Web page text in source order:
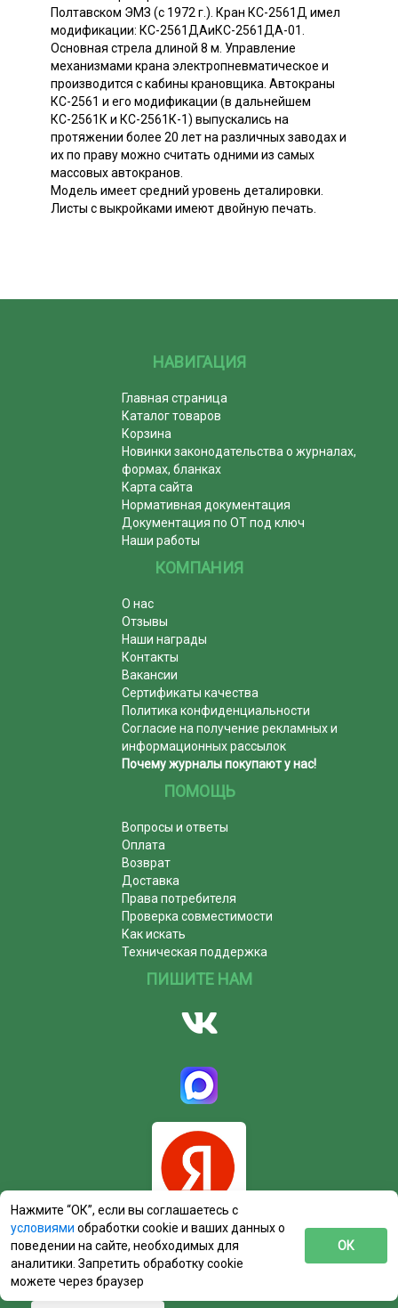
Полтавском ЭМЗ (с 1972 г.). Кран КС-2561Д имел
модификации: КС-2561ДАиКС-2561ДА-01.
Основная стрела длиной 8 м. Управление
механизмами крана электропневматическое и
производится с кабины крановщика. Автокраны
КС-2561 и его модификации (в дальнейшем
КС-2561К и КС-2561К-1) выпускались на
протяжении более 20 лет на различных заводах и
их по праву можно считать одними из самых
массовых автокранов.
Модель имеет средний уровень деталировки.
Листы с выкройками имеют двойную печать.
НАВИГАЦИЯ
Главная страница
Каталог товаров
Корзина
Новинки законодательства о журналах,
формах, бланках
Карта сайта
Нормативная документация
Документация по ОТ под ключ
Наши работы
КОМПАНИЯ
О нас
Отзывы
Наши награды
Контакты
Вакансии
Сертификаты качества
Политика конфиденциальности
Согласие на получение рекламных и
информационных рассылок
Почему журналы покупают у нас!
ПОМОЩЬ
Вопросы и ответы
Оплата
Возврат
Доставка
Права потребителя
Проверка совместимости
Как искать
Техническая поддержка
ПИШИТЕ НАМ
Нажмите “ОК”, если вы соглашаетесь с
условиями обработки cookie и ваших данных о
поведении на сайте, необходимых для
аналитики. Запретить обработку cookie
можете через браузер
ОК